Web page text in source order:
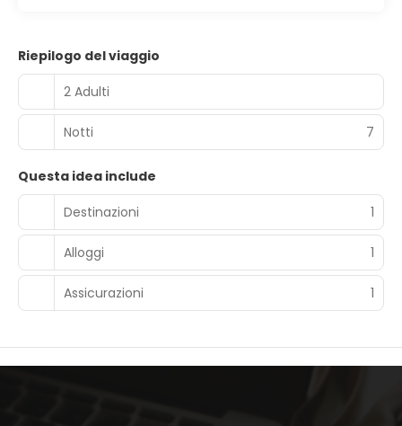
Riepilogo del viaggio
2 Adulti
Notti 7
Questa idea include
Destinazioni
1
Alloggi 1
Assicurazioni 1